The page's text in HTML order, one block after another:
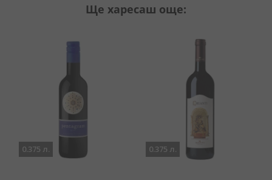
Ще харесаш още:
0.375 л. 0.375 л.